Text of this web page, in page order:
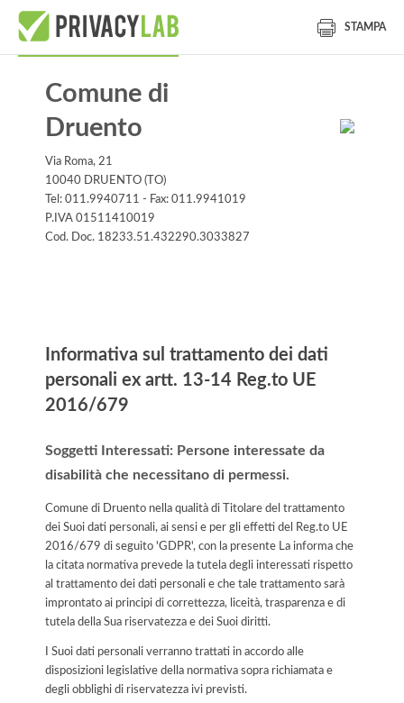
STAMPA
Comune di
Druento
Via Roma, 21
10040 DRUENTO (TO)
Tel: 011.9940711 - Fax: 011.9941019
P.IVA 01511410019
Cod. Doc. 18233.51.432290.3033827
Informativa sul trattamento dei dati
personali ex artt. 13-14 Reg.to UE
2016/679
Soggetti Interessati: Persone interessate da
disabilità che necessitano di permessi.
Comune di Druento nella qualità di Titolare del trattamento
dei Suoi dati personali, ai sensi e per gli effetti del Reg.to UE
2016/679 di seguito 'GDPR', con la presente La informa che
la citata normativa prevede la tutela degli interessati rispetto
al trattamento dei dati personali e che tale trattamento sarà
improntato ai principi di correttezza, liceità, trasparenza e di
tutela della Sua riservatezza e dei Suoi diritti.
I Suoi dati personali verranno trattati in accordo alle
disposizioni legislative della normativa sopra richiamata e
degli obblighi di riservatezza ivi previsti.